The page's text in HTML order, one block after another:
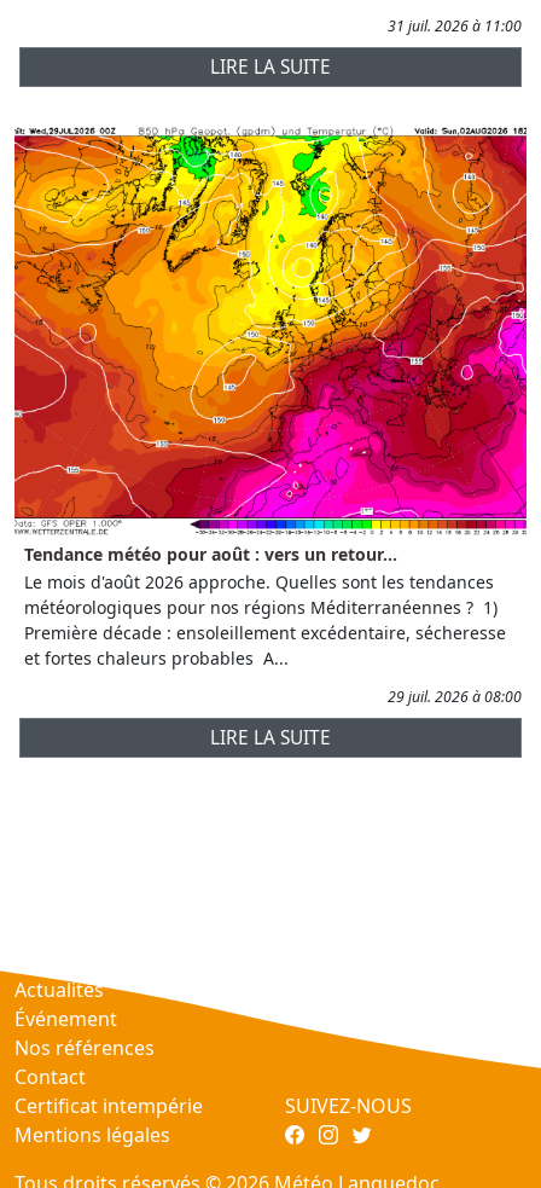
31 juil. 2026 à 11:00
LIRE LA SUITE
Tendance météo pour août : vers un retour...
Le mois d'août 2026 approche. Quelles sont les tendances
météorologiques pour nos régions Méditerranéennes ? 1)
Première décade : ensoleillement excédentaire, sécheresse
et fortes chaleurs probables A...
29 juil. 2026 à 08:00
LIRE LA SUITE
Actualités
Événement
Nos références
Contact
Certificat intempérie
Mentions légales
SUIVEZ-NOUS